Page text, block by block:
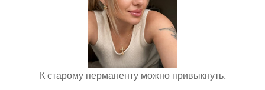
К старому перманенту можно привыкнуть.